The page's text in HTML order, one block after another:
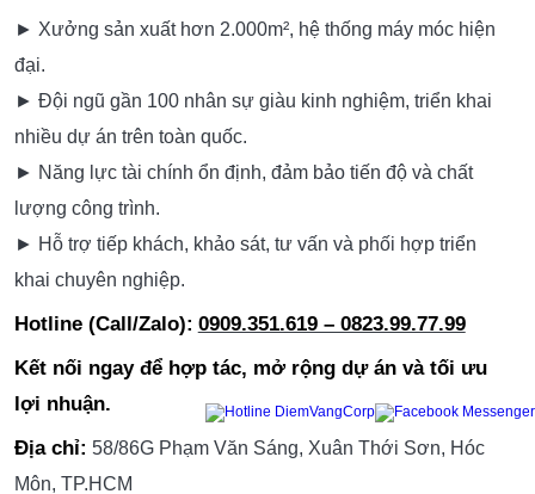
► Xưởng sản xuất hơn 2.000m², hệ thống máy móc hiện
đại.
► Đội ngũ gần 100 nhân sự giàu kinh nghiệm, triển khai
nhiều dự án trên toàn quốc.
► Năng lực tài chính ổn định, đảm bảo tiến độ và chất
lượng công trình.
► Hỗ trợ tiếp khách, khảo sát, tư vấn và phối hợp triển
khai chuyên nghiệp.
Hotline (Call/Zalo): 0909.351.619 – 0823.99.77.99
Kết nối ngay để hợp tác, mở rộng dự án và tối ưu
lợi nhuận.
Địa chỉ: 58/86G Phạm Văn Sáng, Xuân Thới Sơn, Hóc
Môn, TP.HCM